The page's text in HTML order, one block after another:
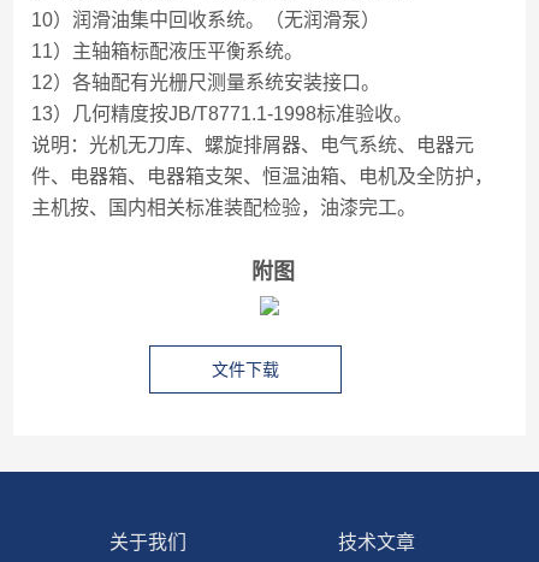
10）润滑油集中回收系统。（无润滑泵）
11）主轴箱标配液压平衡系统。
12）各轴配有光栅尺测量系统安装接口。
13）几何精度按JB/T8771.1-1998标准验收。
说明：光机无刀库、螺旋排屑器、电气系统、电器元
件、电器箱、电器箱支架、恒温油箱、电机及全防护，
主机按、国内相关标准装配检验，油漆完工。
附图
文件下载
关于我们 技术文章